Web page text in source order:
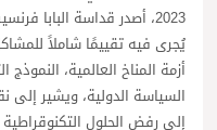
2023، أصدر قداسة البابا
يُجرى فيه تقييمًا شاملاً
أزمة المناخ العالمية،
السياسة الدولية، ويشير إلى
إلى رفض الحلول